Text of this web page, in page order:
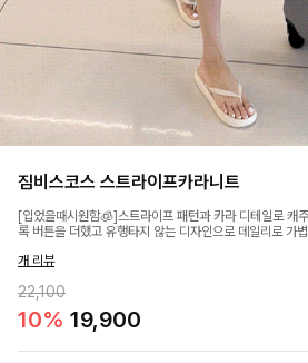
짐비스코스 스트라이프카라니트
[입었을때시원함🧊]스트라이프 패턴과 카라 디테일로 캐
록 버튼을 더했고 유행타지 않는 디자인으로 데일리로 가
개 리뷰
22,100
10% 19,900